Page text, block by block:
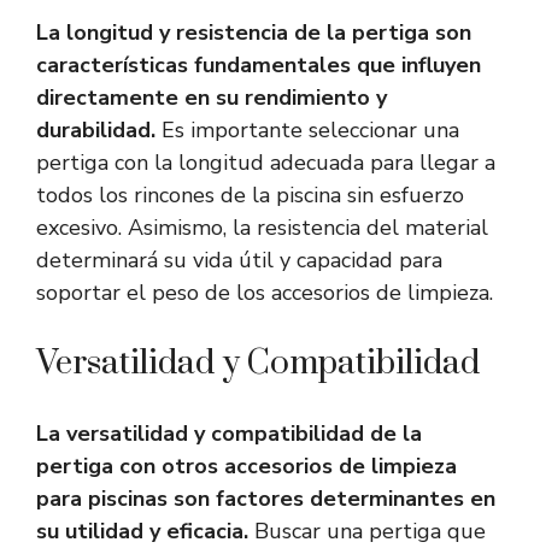
La longitud y resistencia de la pertiga son
características fundamentales que influyen
directamente en su rendimiento y
durabilidad. Es importante seleccionar una
pertiga con la longitud adecuada para llegar a
todos los rincones de la piscina sin esfuerzo
excesivo. Asimismo, la resistencia del material
determinará su vida útil y capacidad para
soportar el peso de los accesorios de limpieza.
Versatilidad y Compatibilidad
La versatilidad y compatibilidad de la
pertiga con otros accesorios de limpieza
para piscinas son factores determinantes en
su utilidad y eficacia. Buscar una pertiga que